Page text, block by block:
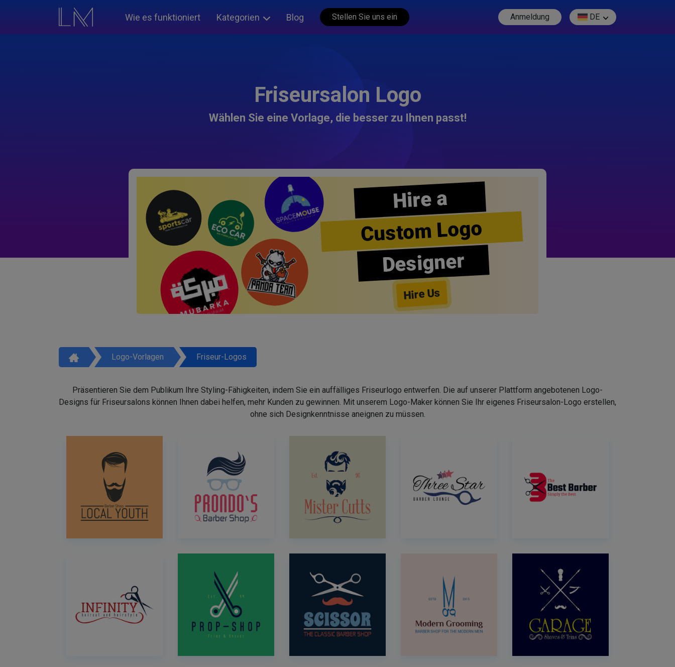
Wie es funktioniert Kategorien Blog Stellen Sie uns ein Anmeldung DE
Friseursalon Logo
Wählen Sie eine Vorlage, die besser zu Ihnen passt!
Hire a
Custom Logo
Designer
Hire Us
Logo-Vorlagen Friseur-Logos
Präsentieren Sie dem Publikum Ihre Styling-Fähigkeiten, indem Sie ein auffälliges Friseurlogo entwerfen. Die auf unserer Plattform angebotenen Logo-
Designs für Friseursalons können Ihnen dabei helfen, mehr Kunden zu gewinnen. Mit unserem Logo-Maker können Sie Ihr eigenes Friseursalon-Logo erstellen,
ohne sich Designkenntnisse aneignen zu müssen.